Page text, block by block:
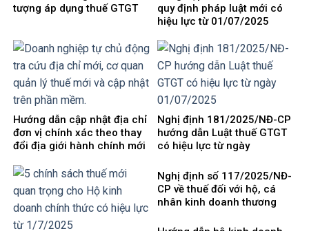
tượng áp dụng thuế GTGT
quy định pháp luật mới có
hiệu lực từ 01/07/2025
Hướng dẫn cập nhật địa chỉ
đơn vị chính xác theo thay
đổi địa giới hành chính mới
Nghị định 181/2025/NĐ-CP
hướng dẫn Luật thuế GTGT
có hiệu lực từ ngày
Nghị định số 117/2025/NĐ-
CP về thuế đối với hộ, cá
nhân kinh doanh thương
mới quan trọng